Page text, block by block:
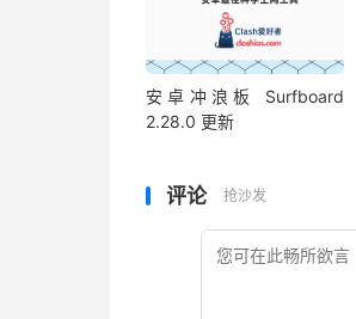
安卓冲浪板 Surfboard
2.28.0 更新
评论 抢沙发